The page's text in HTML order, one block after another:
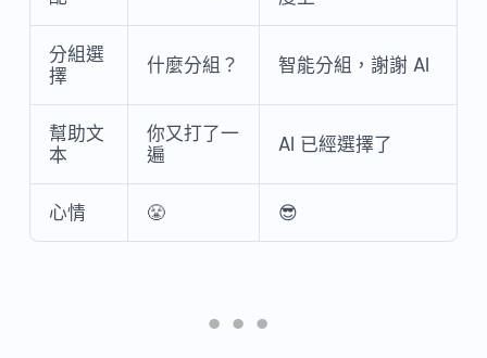
分組選
擇
什麼分組？ 智能分組，謝謝 AI
幫助文
本
你又打了一
遍
AI 已經選擇了
心情 😤 😎